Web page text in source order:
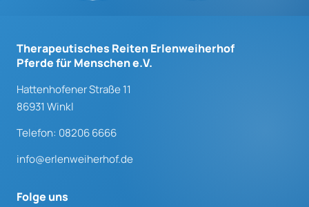
Therapeutisches Reiten Erlenweiherhof
Pferde für Menschen e.V.
Hattenhofener Straße 11
86931 Winkl
Telefon: 08206 6666
info@erlenweiherhof.de
Folge uns